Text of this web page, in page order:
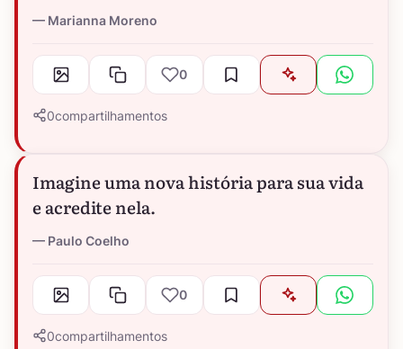
Marianna Moreno
0
0compartilhamentos
Imagine uma nova história para sua vida
e acredite nela.
Paulo Coelho
0
0compartilhamentos